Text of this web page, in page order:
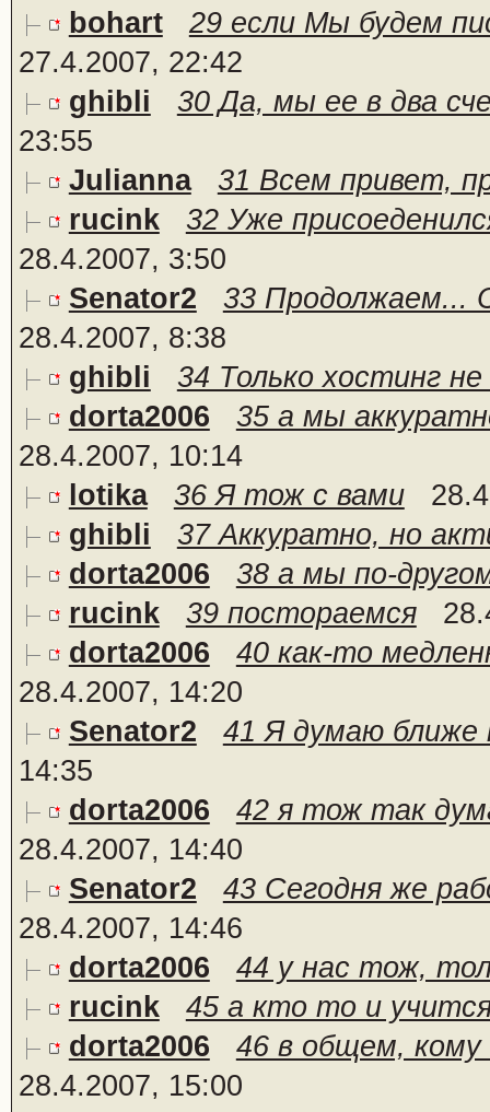
bohart
29 если Мы будем
27.4.2007, 22:42
ghibli
30 Да, мы ее в два
23:55
Julianna
31 Всем привет,
rucink
32 Уже
28.4.2007, 3:50
Senator2
33 Продолжаем...
28.4.2007, 8:38
ghibli
34 Только хостинг
dorta2006
35 а мы
28.4.2007, 10:14
lotika
36 Я тож с вами
ghibli
37 Аккуратно, но
dorta2006
38 а мы по-
rucink
39 постораемся
dorta2006
40 как-то
28.4.2007, 14:20
Senator2
41 Я думаю ближе
14:35
dorta2006
42 я тож так
28.4.2007, 14:40
Senator2
43 Сегодня же
28.4.2007, 14:46
dorta2006
44 у нас тож,
rucink
45 а кто то и
dorta2006
46 в общем, кому
28.4.2007, 15:00